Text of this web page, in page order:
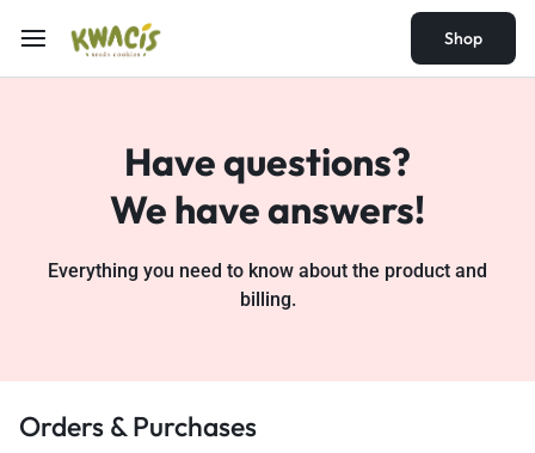
Shop
Shop
Have questions?
We have answers!
Everything you need to know about the product and
billing.
Orders & Purchases